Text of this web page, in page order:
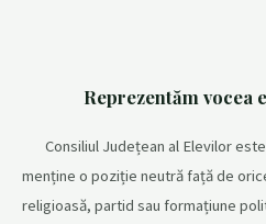
Reprezentăm vocea
Consiliul Județean al Elevilor
menține o poziție neutră față de
religioasă, partid sau formațiune